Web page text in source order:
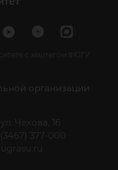
с хештегом #ЮГУ
организации
Чехова, 16
377-000